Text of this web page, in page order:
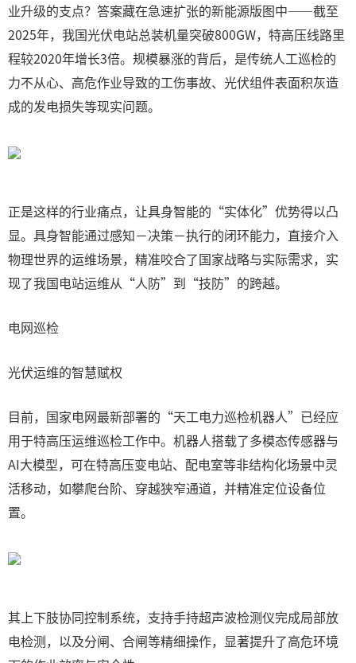
业升级的支点？答案藏在急速扩张的新能源版图中——截至
2025年，我国光伏电站总装机量突破800GW，特高压线路里
程较2020年增长3倍。规模暴涨的背后，是传统人工巡检的
力不从心、高危作业导致的工伤事故、光伏组件表面积灰造
成的发电损失等现实问题。
正是这样的行业痛点，让具身智能的“实体化”优势得以凸
显。具身智能通过感知－决策－执行的闭环能力，直接介入
物理世界的运维场景，精准咬合了国家战略与实际需求，实
现了我国电站运维从“人防”到“技防”的跨越。
电网巡检
光伏运维的智慧赋权
目前，国家电网最新部署的“天工电力巡检机器人”已经应
用于特高压运维巡检工作中。机器人搭载了多模态传感器与
AI大模型，可在特高压变电站、配电室等非结构化场景中灵
活移动，如攀爬台阶、穿越狭窄通道，并精准定位设备位
置。
其上下肢协同控制系统，支持手持超声波检测仪完成局部放
电检测，以及分闸、合闸等精细操作，显著提升了高危环境